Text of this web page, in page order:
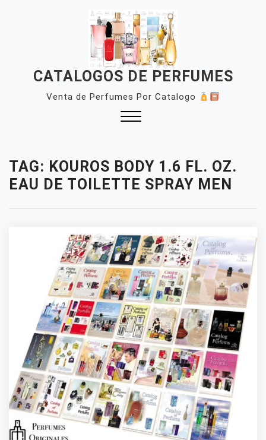
CATALOGOS DE PERFUMES
Venta de Perfumes Por Catalogo
TAG: KOUROS BODY 1.6 FL. OZ.
EAU DE TOILETTE SPRAY MEN